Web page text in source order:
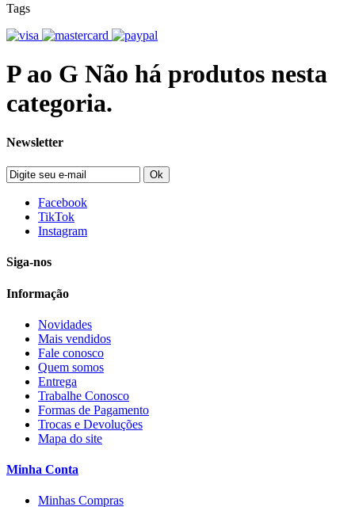
Tags
P ao G Não há produtos nesta
categoria.
Newsletter
Ok
Facebook
TikTok
Instagram
Siga-nos
Informação
Novidades
Mais vendidos
Fale conosco
Quem somos
Entrega
Trabalhe Conosco
Formas de Pagamento
Trocas e Devoluções
Mapa do site
Minha Conta
Minhas Compras